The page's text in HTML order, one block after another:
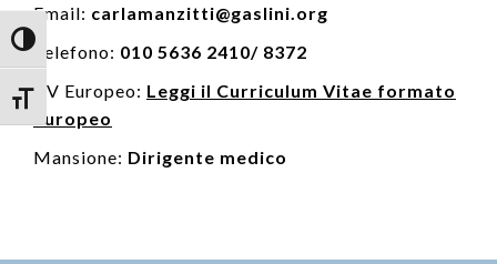
Attiva/disattiva alto contrasto
Attiva/disattiva dimensione testo
Email: carlamanzitti@gaslini.org
Telefono: 010 5636 2410/ 8372
CV Europeo: Leggi il Curriculum Vitae formato
Europeo
Mansione: Dirigente medico